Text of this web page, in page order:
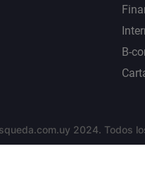
B-
2024. Todos